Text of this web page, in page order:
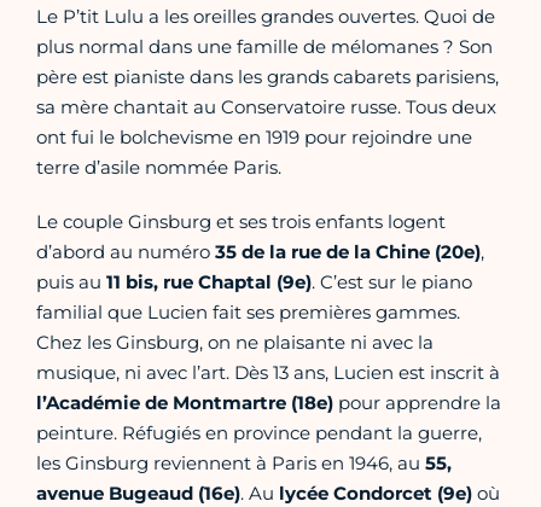
Le P’tit Lulu a les oreilles grandes ouvertes. Quoi de
plus normal dans une famille de mélomanes ? Son
père est pianiste dans les grands cabarets parisiens,
sa mère chantait au Conservatoire russe. Tous deux
ont fui le bolchevisme en 1919 pour rejoindre une
terre d’asile nommée Paris.
Le couple Ginsburg et ses trois enfants logent
d’abord au numéro 35 de la rue de la Chine (20e),
puis au 11 bis, rue Chaptal (9e). C’est sur le piano
familial que Lucien fait ses premières gammes.
Chez les Ginsburg, on ne plaisante ni avec la
musique, ni avec l’art. Dès 13 ans, Lucien est inscrit à
l’Académie de Montmartre (18e) pour apprendre la
peinture. Réfugiés en province pendant la guerre,
les Ginsburg reviennent à Paris en 1946, au 55,
avenue Bugeaud (16e). Au lycée Condorcet (9e) où